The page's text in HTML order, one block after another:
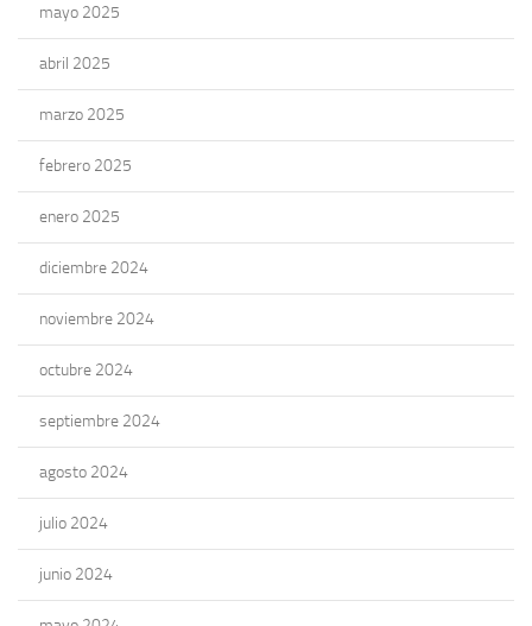
mayo 2025
abril 2025
marzo 2025
febrero 2025
enero 2025
diciembre 2024
noviembre 2024
octubre 2024
septiembre 2024
agosto 2024
julio 2024
junio 2024